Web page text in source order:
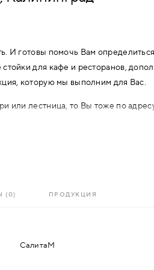
И готовы помочь Вам
для кафе и ресторанов,
которую мы выполним для Вас.
или лестница, то Вы тоже по
Вам — с вынужденным заказом,
конечно, решим эти вопросы. Но
(0) ПРОДУКЦИЯ
СалитаМ